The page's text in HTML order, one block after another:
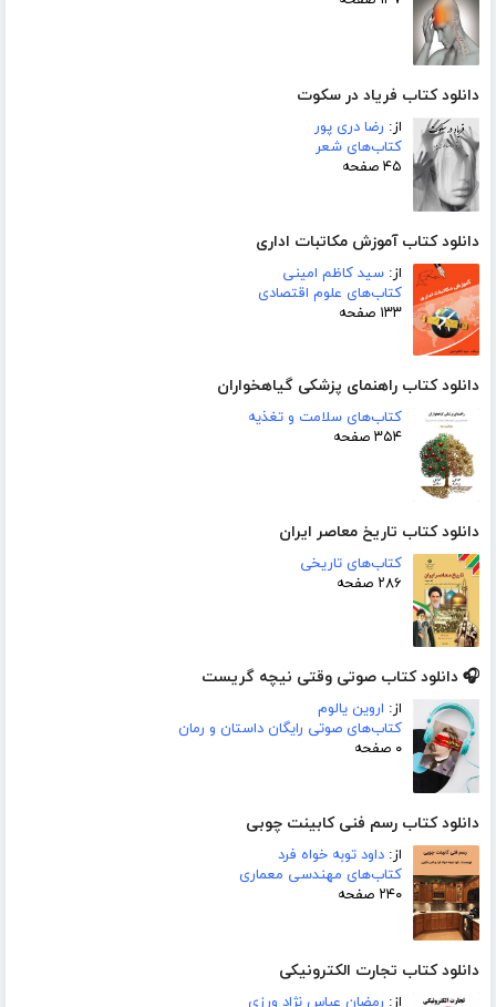
دانلود کتاب فریاد در سکوت
از: رضا دری پور
کتاب‌های شعر
۴۵ صفحه
دانلود کتاب آموزش مکاتبات اداری
از: سید کاظم امینی
کتاب‌های علوم اقتصادی
۱۳۳ صفحه
دانلود کتاب راهنمای پزشکی گیاهخواران
کتاب‌های سلامت و تغذیه
۳۵۴ صفحه
دانلود کتاب تاریخ معاصر ایران
کتاب‌های تاریخی
۲۸۶ صفحه
🎧 دانلود کتاب صوتی وقتی نیچه گریست
از: اروین یالوم
کتاب‌های صوتی رایگان داستان و رمان
۰ صفحه
دانلود کتاب رسم فنی کابینت چوبی
از: داود توبه خواه فرد
کتاب‌های مهندسی معماری
۲۴۰ صفحه
دانلود کتاب تجارت الکترونیکی
از: رمضان عباس نژاد ورزی